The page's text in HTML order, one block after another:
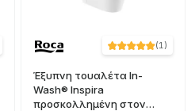
(1)
Έξυπνη τουαλέτα In-
Wash® Inspira
προσκολλημένη στον